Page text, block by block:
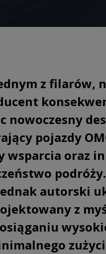
z filarów,
nowoczesny
pojazdy
oraz
autorski
z